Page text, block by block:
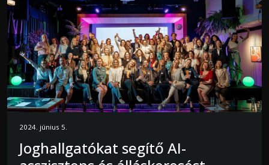
2024. június 5.
Joghallgatókat segítő AI-